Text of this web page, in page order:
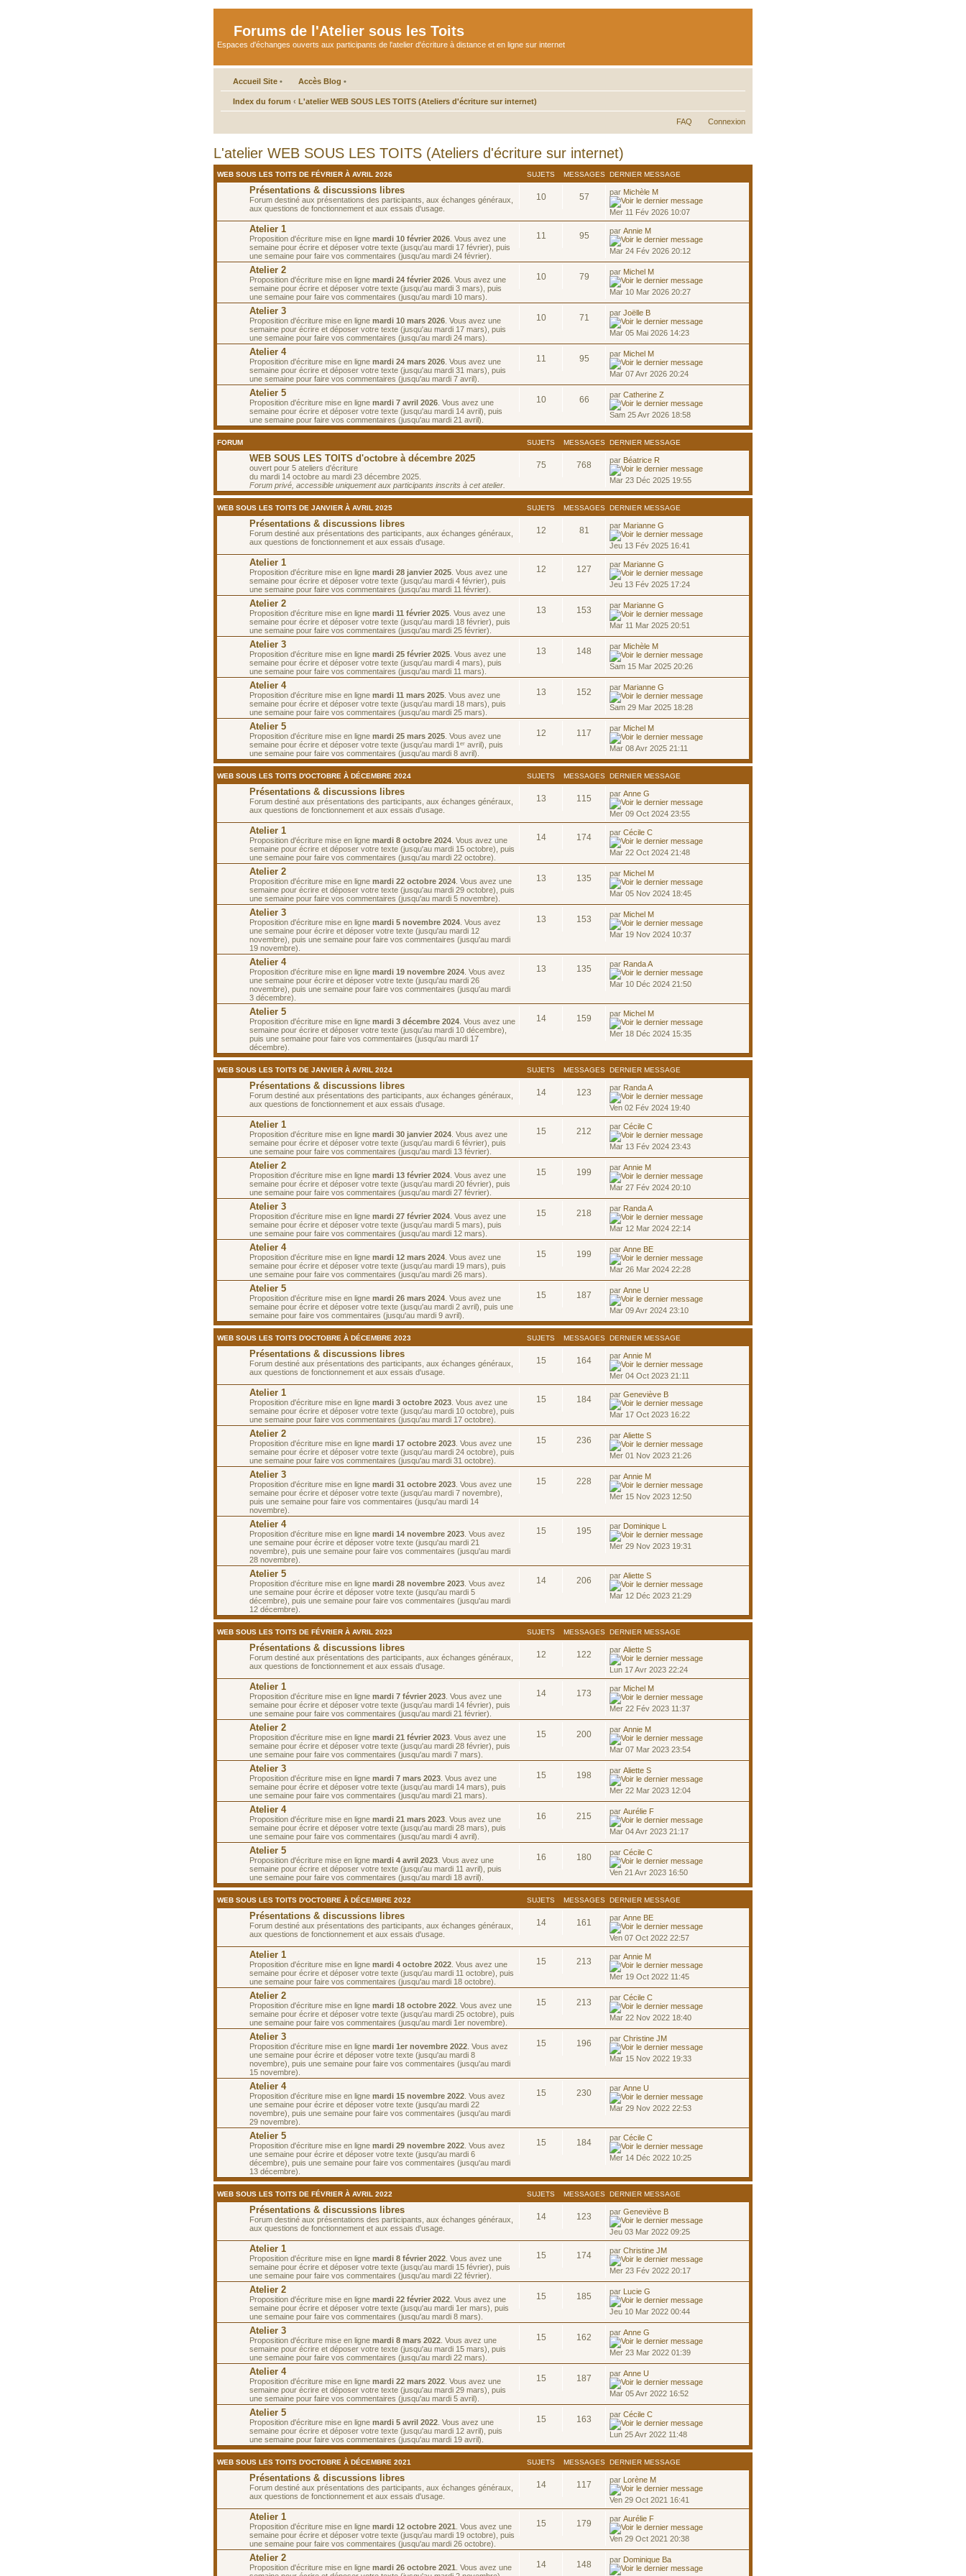
Forums de l'Atelier sous les Toits
Espaces d'échanges ouverts aux participants de l'atelier d'écriture à distance et en ligne sur internet
Accueil Site • Accès Blog •
Index du forum ‹ L'atelier WEB SOUS LES TOITS (Ateliers d'écriture sur internet)
FAQ Connexion
L'atelier WEB SOUS LES TOITS (Ateliers d'écriture sur internet)
WEB SOUS LES TOITS DE FÉVRIER À AVRIL 2026 SUJETS MESSAGES DERNIER MESSAGE
Présentations & discussions libres
Forum destiné aux présentations des participants, aux échanges généraux,
aux questions de fonctionnement et aux essais d'usage.
10 57 par Michèle M
Mer 11 Fév 2026 10:07
Atelier 1
Proposition d'écriture mise en ligne mardi 10 février 2026 . Vous avez une
semaine pour écrire et déposer votre texte (jusqu'au mardi 17 février), puis
une semaine pour faire vos commentaires (jusqu'au mardi 24 février).
11 95 parAnnie M
Mar 24 Fév 2026 20:12
Atelier 2
Proposition d'écriture mise en ligne mardi 24 février 2026 . Vous avez une
semaine pour écrire et déposer votre texte (jusqu'au mardi 3 mars), puis
une semaine pour faire vos commentaires (jusqu'au mardi 10 mars).
10 79 par Michel M
Mar 10 Mar 2026 20:27
Atelier 3
Proposition d'écriture mise en ligne mardi 10 mars 2026 . Vous avez une
semaine pour écrire et déposer votre texte (jusqu'au mardi 17 mars), puis
une semaine pour faire vos commentaires (jusqu'au mardi 24 mars).
10 71 parJoëlle B
Mar 05 Mai 2026 14:23
Atelier 4
Proposition d'écriture mise en ligne mardi 24 mars 2026 . Vous avez une
semaine pour écrire et déposer votre texte (jusqu'au mardi 31 mars), puis
une semaine pour faire vos commentaires (jusqu'au mardi 7 avril).
11 95 par Michel M
Mar 07 Avr 2026 20:24
Atelier 5
Proposition d'écriture mise en ligne mardi 7 avril 2026 . Vous avez une
semaine pour écrire et déposer votre texte (jusqu'au mardi 14 avril), puis
une semaine pour faire vos commentaires (jusqu'au mardi 21 avril).
10 66 parCatherine Z
Sam 25 Avr 2026 18:58
FORUM SUJETS MESSAGES DERNIER MESSAGE
WEB SOUS LES TOITS d'octobre à décembre 2025
ouvert pour 5 ateliers d'écriture
du mardi 14 octobre au mardi 23 décembre 2025.
Forum privé, accessible uniquement aux participants inscrits à cet atelier.
75 768 par Béatrice R
Mar 23 Déc 2025 19:55
WEB SOUS LES TOITS DE JANVIER À AVRIL 2025 SUJETS MESSAGES DERNIER MESSAGE
Présentations & discussions libres
Forum destiné aux présentations des participants, aux échanges généraux,
aux questions de fonctionnement et aux essais d'usage.
12 81 par Marianne G
Jeu 13 Fév 2025 16:41
Atelier 1
Proposition d'écriture mise en ligne mardi 28 janvier 2025 . Vous avez une
semaine pour écrire et déposer votre texte (jusqu'au mardi 4 février), puis
une semaine pour faire vos commentaires (jusqu'au mardi 11 février).
12 127 par Marianne G
Jeu 13 Fév 2025 17:24
Atelier 2
Proposition d'écriture mise en ligne mardi 11 février 2025 . Vous avez une
semaine pour écrire et déposer votre texte (jusqu'au mardi 18 février), puis
une semaine pour faire vos commentaires (jusqu'au mardi 25 février).
13 153 par Marianne G
Mar 11 Mar 2025 20:51
Atelier 3
Proposition d'écriture mise en ligne mardi 25 février 2025 . Vous avez une
semaine pour écrire et déposer votre texte (jusqu'au mardi 4 mars), puis
une semaine pour faire vos commentaires (jusqu'au mardi 11 mars).
13 148 par Michèle M
Sam 15 Mar 2025 20:26
Atelier 4
Proposition d'écriture mise en ligne mardi 11 mars 2025 . Vous avez une
semaine pour écrire et déposer votre texte (jusqu'au mardi 18 mars), puis
une semaine pour faire vos commentaires (jusqu'au mardi 25 mars).
13 152 par Marianne G
Sam 29 Mar 2025 18:28
Atelier 5
Proposition d'écriture mise en ligne mardi 25 mars 2025 . Vous avez une
semaine pour écrire et déposer votre texte (jusqu'au mardi 1ᵉʳ avril), puis
une semaine pour faire vos commentaires (jusqu'au mardi 8 avril).
12 117 par Michel M
Mar 08 Avr 2025 21:11
WEB SOUS LES TOITS D'OCTOBRE À DÉCEMBRE 2024 SUJETS MESSAGES DERNIER MESSAGE
Présentations & discussions libres
Forum destiné aux présentations des participants, aux échanges généraux,
aux questions de fonctionnement et aux essais d'usage.
13 115 parAnne G
Mer 09 Oct 2024 23:55
Atelier 1
Proposition d'écriture mise en ligne mardi 8 octobre 2024 . Vous avez une
semaine pour écrire et déposer votre texte (jusqu'au mardi 15 octobre), puis
une semaine pour faire vos commentaires (jusqu'au mardi 22 octobre).
14 174 parCécile C
Mar 22 Oct 2024 21:48
Atelier 2
Proposition d'écriture mise en ligne mardi 22 octobre 2024 . Vous avez une
semaine pour écrire et déposer votre texte (jusqu'au mardi 29 octobre), puis
une semaine pour faire vos commentaires (jusqu'au mardi 5 novembre).
13 135 par Michel M
Mar 05 Nov 2024 18:45
Atelier 3
Proposition d'écriture mise en ligne mardi 5 novembre 2024 . Vous avez
une semaine pour écrire et déposer votre texte (jusqu'au mardi 12
novembre), puis une semaine pour faire vos commentaires (jusqu'au mardi
19 novembre).
13 153 par Michel M
Mar 19 Nov 2024 10:37
Atelier 4
Proposition d'écriture mise en ligne mardi 19 novembre 2024 . Vous avez
une semaine pour écrire et déposer votre texte (jusqu'au mardi 26
novembre), puis une semaine pour faire vos commentaires (jusqu'au mardi
3 décembre).
13 135 par Randa A
Mar 10 Déc 2024 21:50
Atelier 5
Proposition d'écriture mise en ligne mardi 3 décembre 2024 . Vous avez une
semaine pour écrire et déposer votre texte (jusqu'au mardi 10 décembre),
puis une semaine pour faire vos commentaires (jusqu'au mardi 17
décembre).
14 159 par Michel M
Mer 18 Déc 2024 15:35
WEB SOUS LES TOITS DE JANVIER À AVRIL 2024 SUJETS MESSAGES DERNIER MESSAGE
Présentations & discussions libres
Forum destiné aux présentations des participants, aux échanges généraux,
aux questions de fonctionnement et aux essais d'usage.
14 123 par Randa A
Ven 02 Fév 2024 19:40
Atelier 1
Proposition d'écriture mise en ligne mardi 30 janvier 2024 . Vous avez une
semaine pour écrire et déposer votre texte (jusqu'au mardi 6 février), puis
une semaine pour faire vos commentaires (jusqu'au mardi 13 février).
15 212 parCécile C
Mar 13 Fév 2024 23:43
Atelier 2
Proposition d'écriture mise en ligne mardi 13 février 2024 . Vous avez une
semaine pour écrire et déposer votre texte (jusqu'au mardi 20 février), puis
une semaine pour faire vos commentaires (jusqu'au mardi 27 février).
15 199 parAnnie M
Mar 27 Fév 2024 20:10
Atelier 3
Proposition d'écriture mise en ligne mardi 27 février 2024 . Vous avez une
semaine pour écrire et déposer votre texte (jusqu'au mardi 5 mars), puis
une semaine pour faire vos commentaires (jusqu'au mardi 12 mars).
15 218 par Randa A
Mar 12 Mar 2024 22:14
Atelier 4
Proposition d'écriture mise en ligne mardi 12 mars 2024 . Vous avez une
semaine pour écrire et déposer votre texte (jusqu'au mardi 19 mars), puis
une semaine pour faire vos commentaires (jusqu'au mardi 26 mars).
15 199 parAnne BE
Mar 26 Mar 2024 22:28
Atelier 5
Proposition d'écriture mise en ligne mardi 26 mars 2024 . Vous avez une
semaine pour écrire et déposer votre texte (jusqu'au mardi 2 avril), puis une
semaine pour faire vos commentaires (jusqu'au mardi 9 avril).
15 187 parAnne U
Mar 09 Avr 2024 23:10
WEB SOUS LES TOITS D'OCTOBRE À DÉCEMBRE 2023 SUJETS MESSAGES DERNIER MESSAGE
Présentations & discussions libres
Forum destiné aux présentations des participants, aux échanges généraux,
aux questions de fonctionnement et aux essais d'usage.
15 164 parAnnie M
Mer 04 Oct 2023 21:11
Atelier 1
Proposition d'écriture mise en ligne mardi 3 octobre 2023 . Vous avez une
semaine pour écrire et déposer votre texte (jusqu'au mardi 10 octobre), puis
une semaine pour faire vos commentaires (jusqu'au mardi 17 octobre).
15 184 parGeneviève B
Mar 17 Oct 2023 16:22
Atelier 2
Proposition d'écriture mise en ligne mardi 17 octobre 2023 . Vous avez une
semaine pour écrire et déposer votre texte (jusqu'au mardi 24 octobre), puis
une semaine pour faire vos commentaires (jusqu'au mardi 31 octobre).
15 236 parAliette S
Mer 01 Nov 2023 21:26
Atelier 3
Proposition d'écriture mise en ligne mardi 31 octobre 2023 . Vous avez une
semaine pour écrire et déposer votre texte (jusqu'au mardi 7 novembre),
puis une semaine pour faire vos commentaires (jusqu'au mardi 14
novembre).
15 228 parAnnie M
Mer 15 Nov 2023 12:50
Atelier 4
Proposition d'écriture mise en ligne mardi 14 novembre 2023 . Vous avez
une semaine pour écrire et déposer votre texte (jusqu'au mardi 21
novembre), puis une semaine pour faire vos commentaires (jusqu'au mardi
28 novembre).
15 195 par Dominique L
Mer 29 Nov 2023 19:31
Atelier 5
Proposition d'écriture mise en ligne mardi 28 novembre 2023 . Vous avez
une semaine pour écrire et déposer votre texte (jusqu'au mardi 5
décembre), puis une semaine pour faire vos commentaires (jusqu'au mardi
12 décembre).
14 206 parAliette S
Mar 12 Déc 2023 21:29
WEB SOUS LES TOITS DE FÉVRIER À AVRIL 2023 SUJETS MESSAGES DERNIER MESSAGE
Présentations & discussions libres
Forum destiné aux présentations des participants, aux échanges généraux,
aux questions de fonctionnement et aux essais d'usage.
12 122 parAliette S
Lun 17 Avr 2023 22:24
Atelier 1
Proposition d'écriture mise en ligne mardi 7 février 2023 . Vous avez une
semaine pour écrire et déposer votre texte (jusqu'au mardi 14 février), puis
une semaine pour faire vos commentaires (jusqu'au mardi 21 février).
14 173 par Michel M
Mer 22 Fév 2023 11:37
Atelier 2
Proposition d'écriture mise en ligne mardi 21 février 2023 . Vous avez une
semaine pour écrire et déposer votre texte (jusqu'au mardi 28 février), puis
une semaine pour faire vos commentaires (jusqu'au mardi 7 mars).
15 200 parAnnie M
Mar 07 Mar 2023 23:54
Atelier 3
Proposition d'écriture mise en ligne mardi 7 mars 2023 . Vous avez une
semaine pour écrire et déposer votre texte (jusqu'au mardi 14 mars), puis
une semaine pour faire vos commentaires (jusqu'au mardi 21 mars).
15 198 parAliette S
Mer 22 Mar 2023 12:04
Atelier 4
Proposition d'écriture mise en ligne mardi 21 mars 2023 . Vous avez une
semaine pour écrire et déposer votre texte (jusqu'au mardi 28 mars), puis
une semaine pour faire vos commentaires (jusqu'au mardi 4 avril).
16 215 parAurélie F
Mar 04 Avr 2023 21:17
Atelier 5
Proposition d'écriture mise en ligne mardi 4 avril 2023 . Vous avez une
semaine pour écrire et déposer votre texte (jusqu'au mardi 11 avril), puis
une semaine pour faire vos commentaires (jusqu'au mardi 18 avril).
16 180 parCécile C
Ven 21 Avr 2023 16:50
WEB SOUS LES TOITS D'OCTOBRE À DÉCEMBRE 2022 SUJETS MESSAGES DERNIER MESSAGE
Présentations & discussions libres
Forum destiné aux présentations des participants, aux échanges généraux,
aux questions de fonctionnement et aux essais d'usage.
14 161 parAnne BE
Ven 07 Oct 2022 22:57
Atelier 1
Proposition d'écriture mise en ligne mardi 4 octobre 2022 . Vous avez une
semaine pour écrire et déposer votre texte (jusqu'au mardi 11 octobre), puis
une semaine pour faire vos commentaires (jusqu'au mardi 18 octobre).
15 213 parAnnie M
Mer 19 Oct 2022 11:45
Atelier 2
Proposition d'écriture mise en ligne mardi 18 octobre 2022 . Vous avez une
semaine pour écrire et déposer votre texte (jusqu'au mardi 25 octobre), puis
une semaine pour faire vos commentaires (jusqu'au mardi 1er novembre).
15 213 parCécile C
Mar 22 Nov 2022 18:40
Atelier 3
Proposition d'écriture mise en ligne mardi 1er novembre 2022 . Vous avez
une semaine pour écrire et déposer votre texte (jusqu'au mardi 8
novembre), puis une semaine pour faire vos commentaires (jusqu'au mardi
15 novembre).
15 196 parChristine JM
Mar 15 Nov 2022 19:33
Atelier 4
Proposition d'écriture mise en ligne mardi 15 novembre 2022 . Vous avez
une semaine pour écrire et déposer votre texte (jusqu'au mardi 22
novembre), puis une semaine pour faire vos commentaires (jusqu'au mardi
29 novembre).
15 230 parAnne U
Mar 29 Nov 2022 22:53
Atelier 5
Proposition d'écriture mise en ligne mardi 29 novembre 2022 . Vous avez
une semaine pour écrire et déposer votre texte (jusqu'au mardi 6
décembre), puis une semaine pour faire vos commentaires (jusqu'au mardi
13 décembre).
15 184 parCécile C
Mer 14 Déc 2022 10:25
WEB SOUS LES TOITS DE FÉVRIER À AVRIL 2022 SUJETS MESSAGES DERNIER MESSAGE
Présentations & discussions libres
Forum destiné aux présentations des participants, aux échanges généraux,
aux questions de fonctionnement et aux essais d'usage.
14 123 parGeneviève B
Jeu 03 Mar 2022 09:25
Atelier 1
Proposition d'écriture mise en ligne mardi 8 février 2022 . Vous avez une
semaine pour écrire et déposer votre texte (jusqu'au mardi 15 février), puis
une semaine pour faire vos commentaires (jusqu'au mardi 22 février).
15 174 parChristine JM
Mer 23 Fév 2022 20:17
Atelier 2
Proposition d'écriture mise en ligne mardi 22 février 2022 . Vous avez une
semaine pour écrire et déposer votre texte (jusqu'au mardi 1er mars), puis
une semaine pour faire vos commentaires (jusqu'au mardi 8 mars).
15 185 par Lucie G
Jeu 10 Mar 2022 00:44
Atelier 3
Proposition d'écriture mise en ligne mardi 8 mars 2022 . Vous avez une
semaine pour écrire et déposer votre texte (jusqu'au mardi 15 mars), puis
une semaine pour faire vos commentaires (jusqu'au mardi 22 mars).
15 162 parAnne G
Mer 23 Mar 2022 01:39
Atelier 4
Proposition d'écriture mise en ligne mardi 22 mars 2022 . Vous avez une
semaine pour écrire et déposer votre texte (jusqu'au mardi 29 mars), puis
une semaine pour faire vos commentaires (jusqu'au mardi 5 avril).
15 187 parAnne U
Mar 05 Avr 2022 16:52
Atelier 5
Proposition d'écriture mise en ligne mardi 5 avril 2022 . Vous avez une
semaine pour écrire et déposer votre texte (jusqu'au mardi 12 avril), puis
une semaine pour faire vos commentaires (jusqu'au mardi 19 avril).
15 163 parCécile C
Lun 25 Avr 2022 11:48
WEB SOUS LES TOITS D'OCTOBRE À DÉCEMBRE 2021 SUJETS MESSAGES DERNIER MESSAGE
Présentations & discussions libres
Forum destiné aux présentations des participants, aux échanges généraux,
aux questions de fonctionnement et aux essais d'usage.
14 117 par Lorène M
Ven 29 Oct 2021 16:41
Atelier 1
Proposition d'écriture mise en ligne mardi 12 octobre 2021 . Vous avez une
semaine pour écrire et déposer votre texte (jusqu'au mardi 19 octobre), puis
une semaine pour faire vos commentaires (jusqu'au mardi 26 octobre).
15 179 parAurélie F
Ven 29 Oct 2021 20:38
Atelier 2
Proposition d'écriture mise en ligne mardi 26 octobre 2021 . Vous avez une
14 148 par Dominique Ba